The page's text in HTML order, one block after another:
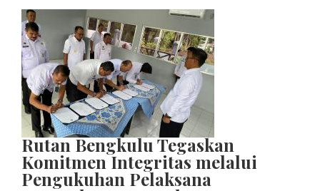
Rutan Bengkulu Tegaskan
Komitmen Integritas melalui
Pengukuhan Pelaksana